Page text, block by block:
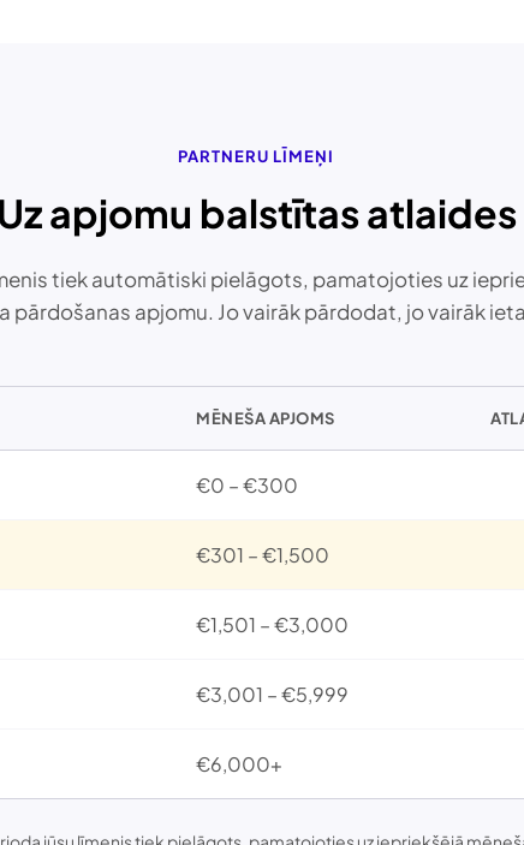
PARTNERU LĪMEŅI
Uz apjomu balstītas atlaides
tiek automātiski pielāgots, pamatojoties uz
pārdošanas apjomu. Jo vairāk pārdodat, jo vairāk
MĒNEŠA APJOMS
€0 – €300
€301 – €1,500
€1,501 – €3,000
€3,001 – €5,999
€6,000+